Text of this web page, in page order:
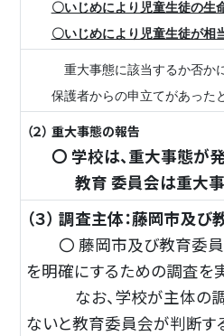
〇いじめにより児童生徒の生
〇いじめにより児童生徒が相
重大事態に該当するか否かに
保護者からの申立てがあった
（２） 重大事態の報告
〇 学校は、重大事態が発
教育 委員会は重大事態
（３） 調査主体：藤岡市及
〇 藤岡市及び教育委員
を明確にするための調査を
なお、学校が主体の調
ないと教育委員会が判断す